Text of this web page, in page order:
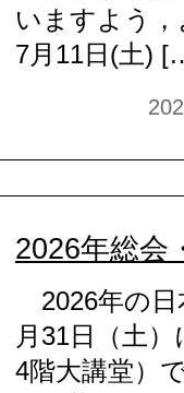
いますよう
7月11日(土)
2026年総会
2026年の日
月31日（土
4階大講堂）